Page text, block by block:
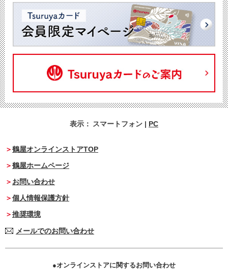
表示： スマートフォン | PC
鶴屋オンラインストアTOP
鶴屋ホームページ
お問い合わせ
個人情報保護方針
推奨環境
メールでのお問い合わせ
オンラインストアに関するお問い合わせ